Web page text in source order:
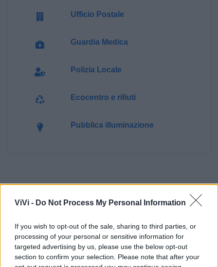
ViVi - Do Not Process My Personal Information
If you wish to opt-out of the sale, sharing to third parties, or
processing of your personal or sensitive information for
targeted advertising by us, please use the below opt-out
section to confirm your selection. Please note that after your
Ufficio Postale
Guardia Medica
Polizia Locale
Ecocentro e rifiuti
Pubblica illuminazione